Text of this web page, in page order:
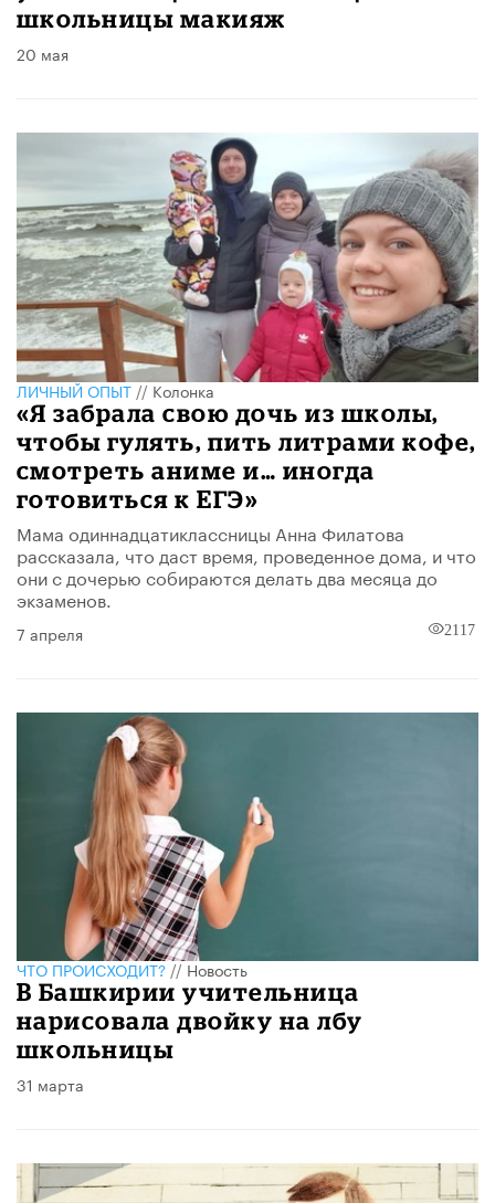
школьницы макияж
20 мая
ЛИЧНЫЙ ОПЫТ//Колонка
​«Я забрала свою дочь из школы,
чтобы гулять, пить литрами кофе,
смотреть аниме и… иногда
готовиться к ЕГЭ»
Мама одиннадцатиклассницы Анна Филатова
рассказала, что даст время, проведенное дома, и что
они с дочерью собираются делать два месяца до
экзаменов.
7 апреля 2117
ЧТО ПРОИСХОДИТ?//Новость
В Башкирии учительница
нарисовала двойку на лбу
школьницы
31 марта